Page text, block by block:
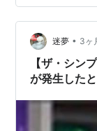
https://
(ノルウェー)
ー 上映時間 １
迷夢 • 3ヶ
【ザ・シン
が発生した
を予告して